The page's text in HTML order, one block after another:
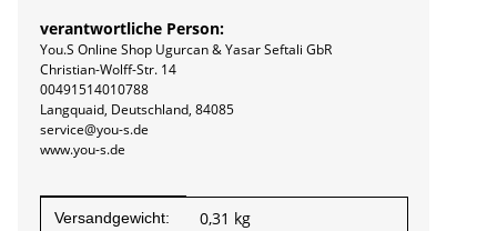
verantwortliche Person:
You.S Online Shop Ugurcan & Yasar Seftali GbR
Christian-Wolff-Str. 14
00491514010788
Langquaid, Deutschland, 84085
service@you-s.de
www.you-s.de
Produkteigenschaft
Wert
Versandgewicht: 0,31 kg